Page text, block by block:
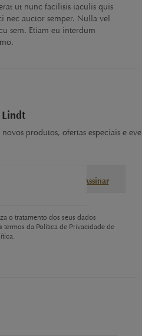
ut nunc facilisis iaculis quis
auctor semper. Nulla vel
sem. Etiam eu interdum
Lindt
produtos, ofertas especiais e
Assinar
o tratamento dos seus dados
da Política de Privacidade de